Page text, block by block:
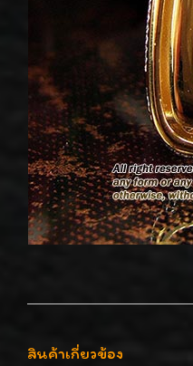
สินค้าเกี่ยวข้อง